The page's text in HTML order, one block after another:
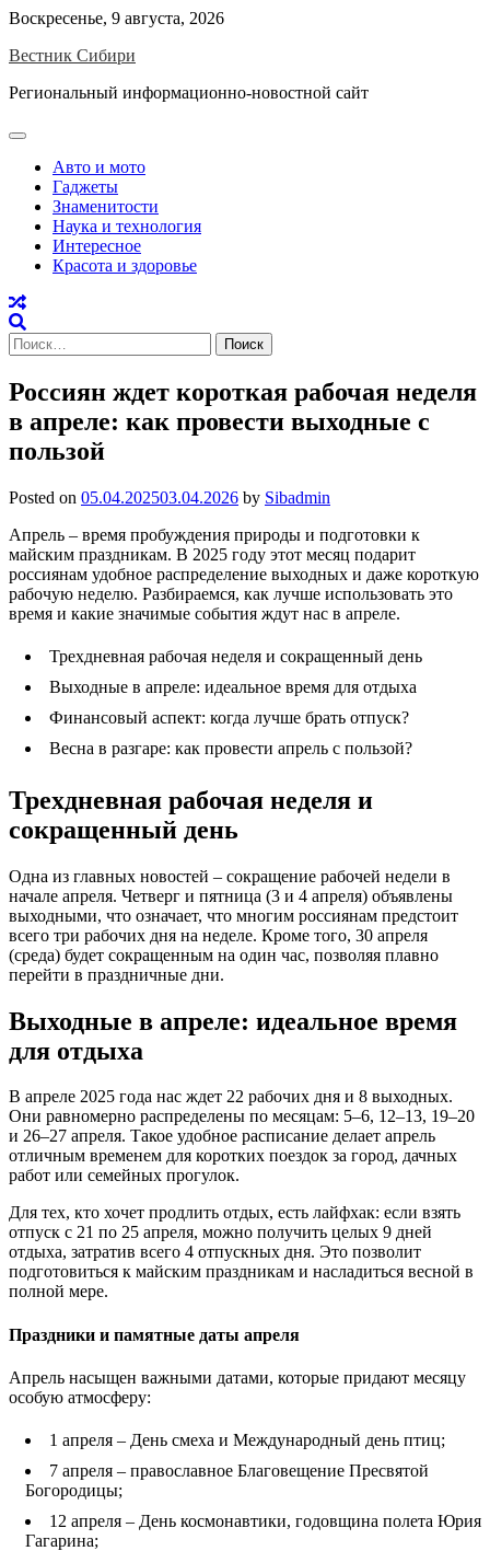
Skip
content
Воскресенье, 9 августа, 2026
Вестник Сибири
Региональный информационно-новостной сайт
Авто и мото
Гаджеты
Знаменитости
Наука и технология
Интересное
Красота и здоровье
Найти:
Россиян ждет короткая рабочая неделя
в апреле: как провести выходные с
пользой
Posted on 05.04.202503.04.2026 by Sibadmin
Апрель – время пробуждения природы и подготовки к
майским праздникам. В 2025 году этот месяц подарит
россиянам удобное распределение выходных и даже короткую
рабочую неделю. Разбираемся, как лучше использовать это
время и какие значимые события ждут нас в апреле.
Трехдневная рабочая неделя и сокращенный день
Выходные в апреле: идеальное время для отдыха
Финансовый аспект: когда лучше брать отпуск?
Весна в разгаре: как провести апрель с пользой?
Трехдневная рабочая неделя и
сокращенный день
Одна из главных новостей – сокращение рабочей недели в
начале апреля. Четверг и пятница (3 и 4 апреля) объявлены
выходными, что означает, что многим россиянам предстоит
всего три рабочих дня на неделе. Кроме того, 30 апреля
(среда) будет сокращенным на один час, позволяя плавно
перейти в праздничные дни.
Выходные в апреле: идеальное время
для отдыха
В апреле 2025 года нас ждет 22 рабочих дня и 8 выходных.
Они равномерно распределены по месяцам: 5–6, 12–13, 19–20
и 26–27 апреля. Такое удобное расписание делает апрель
отличным временем для коротких поездок за город, дачных
работ или семейных прогулок.
Для тех, кто хочет продлить отдых, есть лайфхак: если взять
отпуск с 21 по 25 апреля, можно получить целых 9 дней
отдыха, затратив всего 4 отпускных дня. Это позволит
подготовиться к майским праздникам и насладиться весной в
полной мере.
Праздники и памятные даты апреля
Апрель насыщен важными датами, которые придают месяцу
особую атмосферу:
1 апреля – День смеха и Международный день птиц;
7 апреля – православное Благовещение Пресвятой
Богородицы;
12 апреля – День космонавтики, годовщина полета Юрия
Гагарина;